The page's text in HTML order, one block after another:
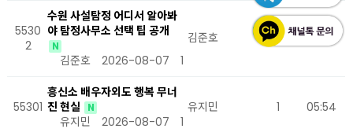
5530
2
수원 사설탐정 어디서 알아봐
야 탐정사무소 선택 팁 공개
N
김준호 2026-08-07 1
김준호 1 07:24
55301
흥신소 배우자외도 행복 무너
진 현실
N
유지민 2026-08-07 1
유지민 1 05:54